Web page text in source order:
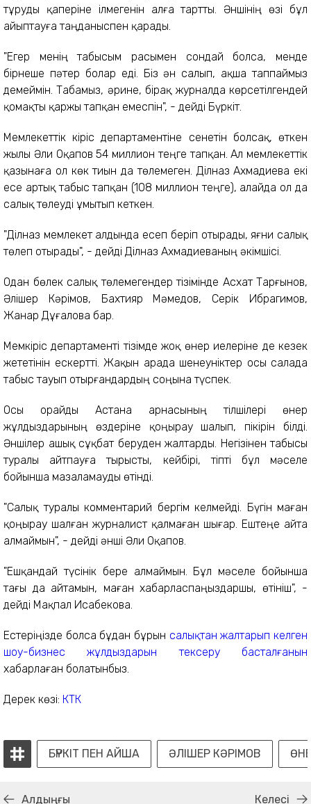
тұруды қаперіне ілмегенін алға тартты. Әншінің өзі бұл
айыптауға таңданыспен қарады.
"Егер менің табысым расымен сондай болса, менде
бірнеше пәтер болар еді. Біз ән салып, ақша таппаймыз
демеймін. Табамыз, әрине, бірақ журналда көрсетілгендей
қомақты қаржы тапқан емеспін", - дейді Бүркіт.
Мемлекеттік кіріс департаментіне сенетін болсақ, өткен
жылы Әли Оқапов 54 миллион теңге тапқан. Ал мемлекеттік
қазынаға ол көк тиын да төлемеген. Ділназ Ахмадиева екі
есе артық табыс тапқан (108 миллион теңге), алайда ол да
салық төлеуді ұмытып кеткен.
"Ділназ мемлекет алдында есеп беріп отырады, яғни салық
төлеп отырады", - дейді Ділназ Ахмадиеваның әкімшісі.
Одан бөлек салық төлемегендер тізімінде Асхат Тарғынов,
Әлішер Кәрімов, Бахтияр Мәмедов, Серік Ибрагимов,
Жанар Дұғалова бар.
Мемкіріс департаменті тізімде жоқ өнер иелеріне де кезек
жететінін ескертті. Жақын арада шенеуніктер осы салада
табыс тауып отырғандардың соңына түспек.
Осы орайды Астана арнасының тілшілері өнер
жұлдыздарының өздеріне қоңырау шалып, пікірін білді.
Әншілер ашық сұқбат беруден жалтарды. Негізінен табысы
туралы айтпауға тырысты, кейбірі, тіпті бұл мәселе
бойынша мазаламауды өтінді.
"Салық туралы комментарий бергім келмейді. Бүгін маған
қоңырау шалған журналист қалмаған шығар. Ештеңе айта
алмаймын", - дейді әнші Әли Оқапов.
"Ешқандай түсінік бере алмаймын. Бұл мәселе бойынша
тағы да айтамын, маған хабарласпаңыздаршы, өтініш", -
дейді Мақпал Исабекова.
Естеріңізде болса бұдан бұрын салықтан жалтарып келген
шоу-бизнес жұлдыздарын тексеру басталғанын
хабарлаған болатынбыз.
Дерек көзі: КТК
БҮРКІТ ПЕН АЙША ӘЛІШЕР КӘРІМОВ
Алдыңғы Келесі